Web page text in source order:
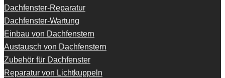
Dachfenster-Reparatur
Dachfenster-Wartung
Einbau von Dachfenstern
Austausch von Dachfenstern
Zubehör für Dachfenster
Reparatur von Lichtkuppeln